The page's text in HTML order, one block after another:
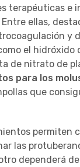
terapéuticas e
ellas,
y
el hidróxido
de nitrato de
para los
que
permiten
las
dependerá